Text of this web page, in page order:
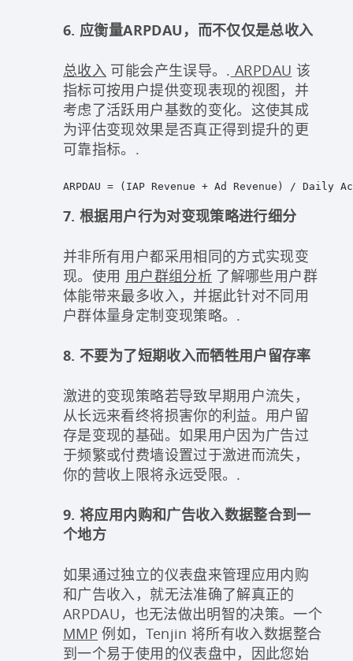
6. 应衡量ARPDAU，而不仅仅是总收入
总收入 可能会产生误导。. ARPDAU 该
指标可按用户提供变现表现的视图，并
考虑了活跃用户基数的变化。这使其成
为评估变现效果是否真正得到提升的更
可靠指标。.
ARPDAU = (IAP Revenue + Ad Revenue) / Daily
7. 根据用户行为对变现策略进行细分
并非所有用户都采用相同的方式实现变
现。使用 用户群组分析了解哪些用户群
体能带来最多收入，并据此针对不同用
户群体量身定制变现策略。.
8. 不要为了短期收入而牺牲用户留存率
激进的变现策略若导致早期用户流失，
从长远来看终将损害你的利益。用户留
存是变现的基础。如果用户因为广告过
于频繁或付费墙设置过于激进而流失，
你的营收上限将永远受限。.
9. 将应用内购和广告收入数据整合到一
个地方
如果通过独立的仪表盘来管理应用内购
和广告收入，就无法准确了解真正的
ARPDAU，也无法做出明智的决策。一个
MMP 例如，Tenjin 将所有收入数据整合
到一个易于使用的仪表盘中，因此您始